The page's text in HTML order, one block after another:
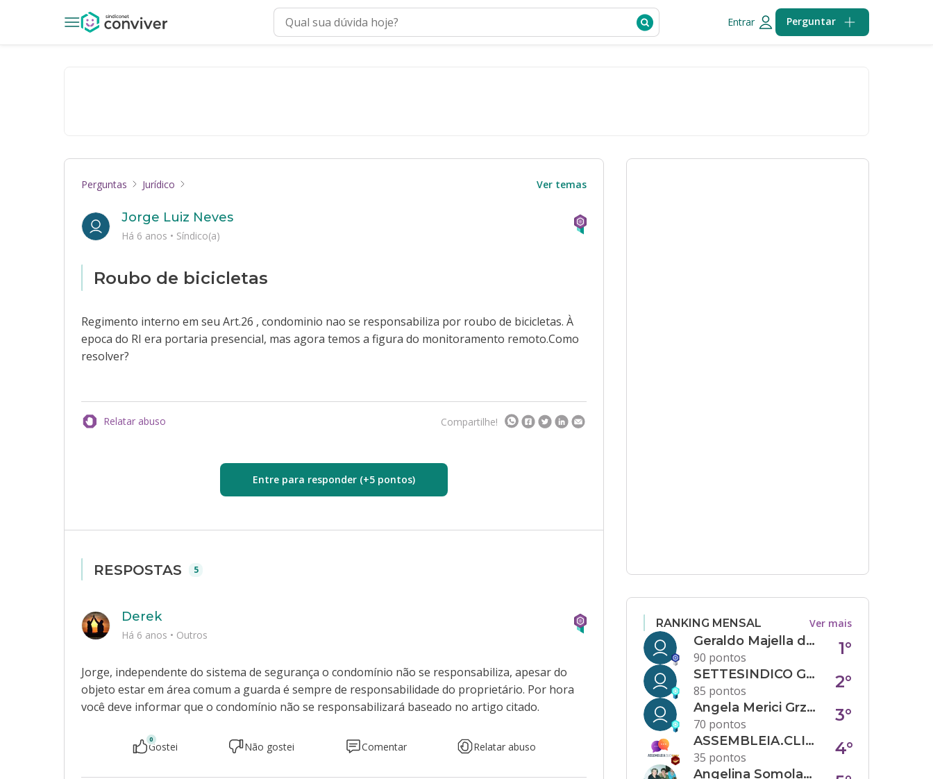
Entrar Perguntar
Perguntas Jurídico Ver temas
Roubo de bicicletas
Regimento interno em seu Art.26 , condominio nao se responsabiliza por roubo de bicicletas. À
epoca do RI era portaria presencial, mas agora temos a figura do monitoramento remoto.Como
resolver?
Jorge Luiz Neves
Há 6 anos • Síndico(a)
Relatar abuso Compartilhe!
Entre para responder (+5 pontos)
RESPOSTAS 5
Jorge, independente do sistema de segurança o condomínio não se responsabiliza, apesar do
objeto estar em área comum a guarda é sempre de responsabilidade do proprietário. Por hora
você deve informar que o condomínio não se responsabilizará baseado no artigo citado.
Derek
Há 6 anos • Outros
0
Gostei Não gostei Comentar Relatar abuso
RANKING MENSAL Ver mais
Geraldo Majella da Silva
90 pontos
1°
SETTESINDICO GOVERNANÇA CONDOMINIAL
85 pontos
2°
Angela Merici Grzybowski
70 pontos
3°
ASSEMBLEIA.CLICK
35 pontos
4°
Angelina Somolanji R. Oliveira